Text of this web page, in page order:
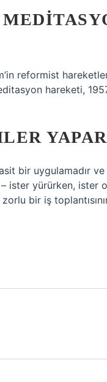
reformist
hareketi,
bir uygulamadır
ister yürürken, ister
bir iş